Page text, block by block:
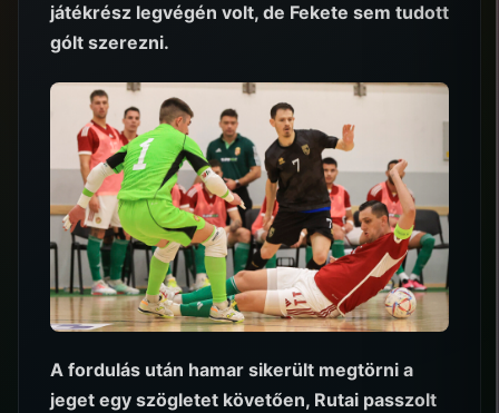
játékrész legvégén volt, de Fekete sem tudott
gólt szerezni.
A fordulás után hamar sikerült megtörni a
jeget egy szögletet követően, Rutai passzolt